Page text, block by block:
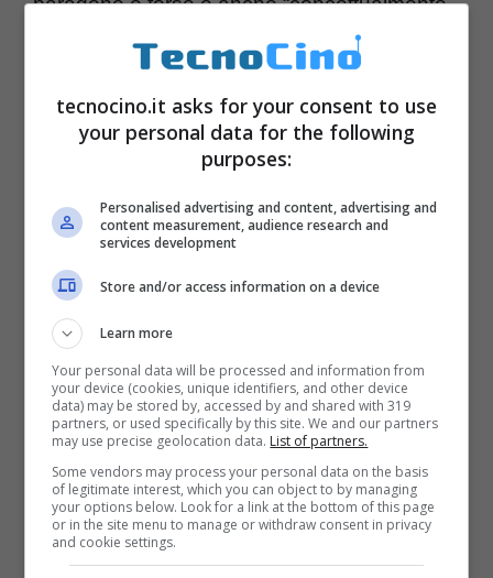
sbagliato” però questa è la realtà. Si può
anche pensare che Mark Zuckerberg abbia
investito un miliardo di dollariper far uscire
denaro cash dalle casse in modo giustificato
parte è vero, dunque forse la valutazione di
Instagram è leggermente gonfiata, ma il suo
potere economico è ahinoi equiparabile a
quello di Ducati. Quantità vs
imponenti vs piccoli numeri, è una questione
di equilibrio.
Instagram non si potrà “toccare” con mano
ma è molto più di una semplice collezione di
filtrida apporre alle foto per renderle più
tecnocino.it asks for your consent to use
your personal data for the following
purposes:
Personalised advertising and content, advertising and
content measurement, audience research and
services development
Store and/or access information on a device
Learn more
Your personal data will be processed and information from
your device (cookies, unique identifiers, and other device
data) may be stored by, accessed by and shared with 319
partners, or used specifically by this site. We and our partners
may use precise geolocation data. List of partners.
Some vendors may process your personal data on the basis
of legitimate interest, which you can object to by managing
your options below. Look for a link at the bottom of this page
or in the site menu to manage or withdraw consent in privacy
and cookie settings.